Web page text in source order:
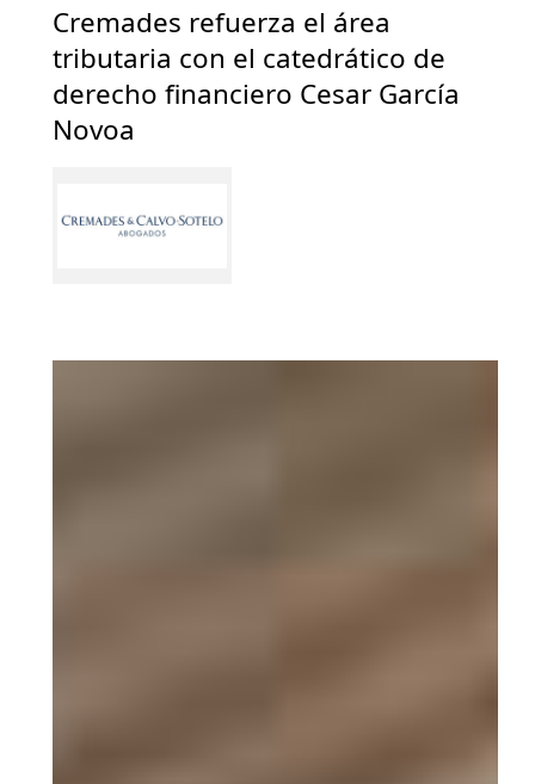
Cremades refuerza el área
tributaria con el catedrático de
derecho financiero Cesar García
Novoa